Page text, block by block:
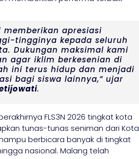
memberikan apresiasi
tingginya kepada seluruh
Dukungan maksimal kami
agar iklim berkesenian di
ini terus hidup dan menjadi
bagi siswa lainnya,” ujar
.
FLS3N 2026 tingkat kota
tunas-tunas seniman dari Kota
berbicara banyak di tingkat
nasional. Malang telah